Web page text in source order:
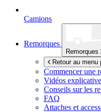
Camions
Remorques
Remorques
Retour au menu
Commencer une
Vidéos
Conseils sur les
FAQ
Attaches et